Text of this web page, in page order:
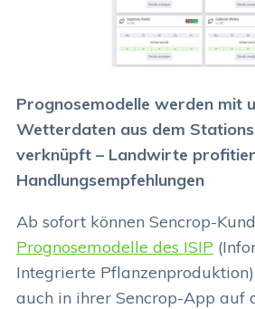
Prognosemodelle werden mit
Wetterdaten aus dem
verknüpft – Landwirte
Handlungsempfehlungen
Ab sofort können Sencrop-
Prognosemodelle des ISIP
Integrierte
auch in ihrer Sencrop-App auf